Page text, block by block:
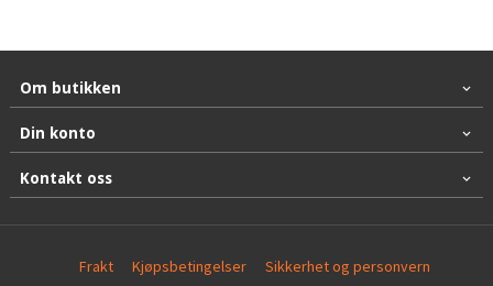
Om butikken
Din konto
Kontakt oss
Frakt Kjøpsbetingelser Sikkerhet og personvern